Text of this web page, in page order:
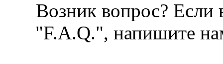
Возник вопрос? Если
"F.A.Q.", напишите